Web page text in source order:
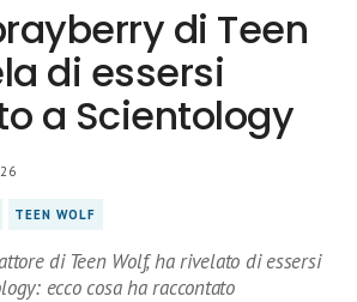
di Teen
di essersi
a Scientology
TEEN WOLF
di Teen Wolf, ha rivelato di essersi
ecco cosa ha raccontato